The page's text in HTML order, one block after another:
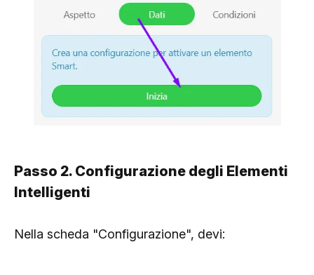
Passo 2. Configurazione degli Elementi
Intelligenti
Nella scheda "Configurazione", devi: